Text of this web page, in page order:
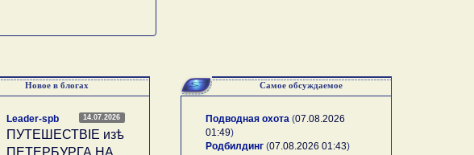
Новое в блогах
14.07.2026
Leader-spb
ПУТЕШЕСТВIE изѣ
ПЕТЕРБУРГА НА
Самое обсуждаемое
Подводная охота(07.08.2026
01:49)
Родбилдинг(07.08.2026 01:43)